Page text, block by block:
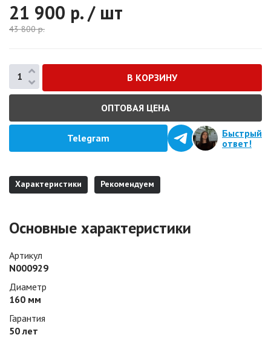
21 900 р. / шт
43 800р.
ОПТОВАЯ ЦЕНА
Telegram
Быстрый
ответ!
Характеристики Рекомендуем
Основные характеристики
Артикул
N000929
Диаметр
160 мм
Гарантия
50 лет